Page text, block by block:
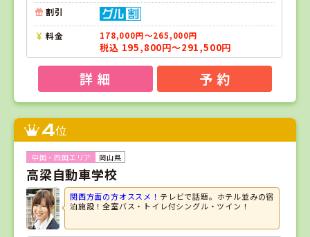
割引
料金 178,000円～265,000円
税込 195,800円～291,500円
詳 細 予 約
4位
岡山県
高梁自動車学校
関西方面の方オススメ！ テレビで話題。ホテル並みの宿
泊施設！全室バス・トイレ付シングル・ツイン！